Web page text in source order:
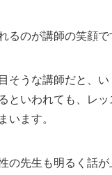
るのが講師の笑顔で
そうな講師だと、
といわれても、レッ
います。
の先生も明るく話が